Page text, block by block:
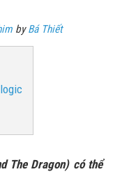
byBá Thiết
The Dragon) có thể